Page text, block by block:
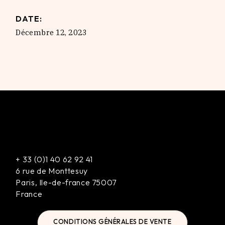
DATE:
Décembre 12, 2023
+ 33 (0)1 40 62 92 41
6 rue de Monttesuy
Paris, Ile-de-france 75007
France
CONDITIONS GÉNÉRALES DE VENTE